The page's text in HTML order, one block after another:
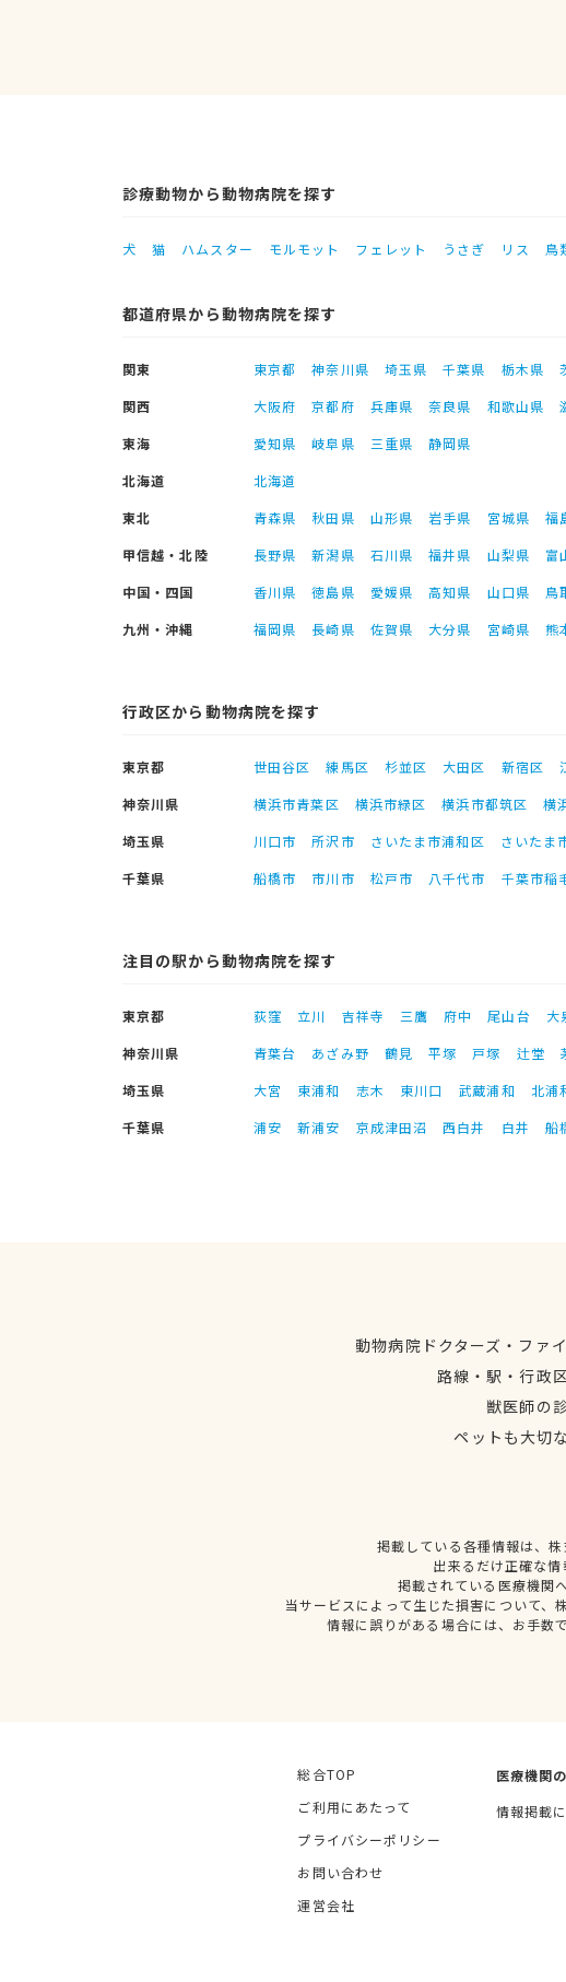
診療動物から動物病院を探す
犬 猫 ハムスター モルモット フェレット うさぎ リス 鳥
都道府県から動物病院を探す
関東 東京都 神奈川県 埼玉県 千葉県 栃木県
関西
大阪府 京都府 兵庫県 奈良県 和歌山県
東海
愛知県 岐阜県 三重県
静岡県
北海道
北海道
東北
青森県 秋田県 山形県 岩手県 宮城県
福
甲信越・北陸
長野県 新潟県 石川県 福井県 山梨県
富
中国・四国
香川県 徳島県 愛媛県 高知県 山口県 鳥
九州・沖縄
福岡県 長崎県 佐賀県 大分県 宮崎県 熊
行政区から動物病院を探す
東京都 世田谷区 練馬区 杉並区 大田区 新宿区
神奈川県
横浜市青葉区 横浜市緑区 横浜市都筑区 横
埼玉県
川口市 所沢市 さいたま市浦和区 さいたま
千葉県
船橋市 市川市 松戸市 八千代市 千葉市稲
注目の駅から動物病院を探す
東京都 荻窪 立川 吉祥寺 三鷹 府中 尾山台 大
神奈川県
青葉台 あざみ野 鶴見 平塚 戸塚 辻堂
埼玉県
大宮 東浦和 志木 東川口 武蔵浦和 北浦
千葉県
浦安 新浦安 京成津田沼 西白井 白井 船
動物病院ドクターズ・ファ
路線・駅・行政
獣医師の
ペットも大切
掲載している各種情報は、
出来るだけ正確な
掲載されている医療機関
当サービスによって生じた損害について
情報に誤りがある場合には、お手数
総合TOP
ご利用にあたって
プライバシーポリシー
お問い合わせ
運営会社
医療機関
情報掲載